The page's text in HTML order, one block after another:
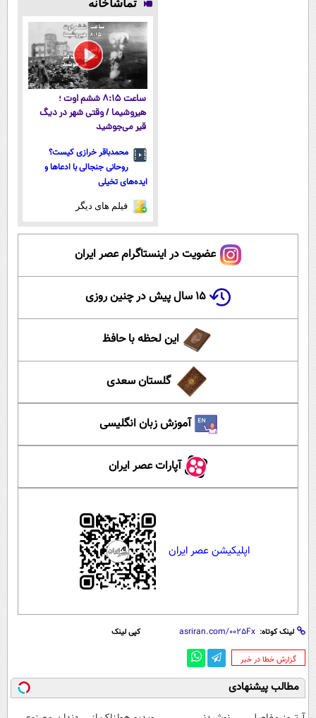
میشناسه.
تماشاخانه
ساعت ۸:۱۵ ششم اوت ؛
هیروشیما / وقتی شهر در دیگ
قیر می‌جوشید
محمدباقر خرازی کیست؟
روحانی جنجالی با ادعاها و
ایده‌های تخیلی
فیلم های دیگر
عضویت در اینستاگرام عصر ایران
۱۵ سال پیش در چنین روزی
این لحظه با حافظ
گلستان سعدی
آموزش زبان انگلیسی
آپارات عصر ایران
اپلیکیشن عصر ایران
لینک کوتاه: کپی لینک
‌گزارش خطا در خبر
مطالب پیشنهادی